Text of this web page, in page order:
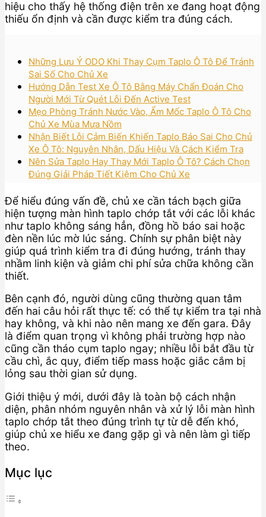
hiệu cho thấy hệ thống điện trên xe đang hoạt động
thiếu ổn định và cần được kiểm tra đúng cách.
Những Lưu Ý ODO Khi Thay Cụm Taplo Ô Tô Để Tránh
Sai Số Cho Chủ Xe
Hướng Dẫn Test Xe Ô Tô Bằng Máy Chẩn Đoán Cho
Người Mới Từ Quét Lỗi Đến Active Test
Mẹo Phòng Tránh Nước Vào, Ẩm Mốc Taplo Ô Tô Cho
Chủ Xe Mùa Mưa Nồm
Nhận Biết Lỗi Cảm Biến Khiến Taplo Báo Sai Cho Chủ
Xe Ô Tô: Nguyên Nhân, Dấu Hiệu Và Cách Kiểm Tra
Nên Sửa Taplo Hay Thay Mới Taplo Ô Tô? Cách Chọn
Đúng Giải Pháp Tiết Kiệm Cho Chủ Xe
Để hiểu đúng vấn đề, chủ xe cần tách bạch giữa
hiện tượng màn hình taplo chớp tắt với các lỗi khác
như taplo không sáng hẳn, đồng hồ báo sai hoặc
đèn nền lúc mờ lúc sáng. Chính sự phân biệt này
giúp quá trình kiểm tra đi đúng hướng, tránh thay
nhầm linh kiện và giảm chi phí sửa chữa không cần
thiết.
Bên cạnh đó, người dùng cũng thường quan tâm
đến hai câu hỏi rất thực tế: có thể tự kiểm tra tại nhà
hay không, và khi nào nên mang xe đến gara. Đây
là điểm quan trọng vì không phải trường hợp nào
cũng cần tháo cụm taplo ngay; nhiều lỗi bắt đầu từ
cầu chì, ắc quy, điểm tiếp mass hoặc giắc cắm bị
lỏng sau thời gian sử dụng.
Giới thiệu ý mới, dưới đây là toàn bộ cách nhận
diện, phân nhóm nguyên nhân và xử lý lỗi màn hình
taplo chớp tắt theo đúng trình tự từ dễ đến khó,
giúp chủ xe hiểu xe đang gặp gì và nên làm gì tiếp
theo.
Mục lục